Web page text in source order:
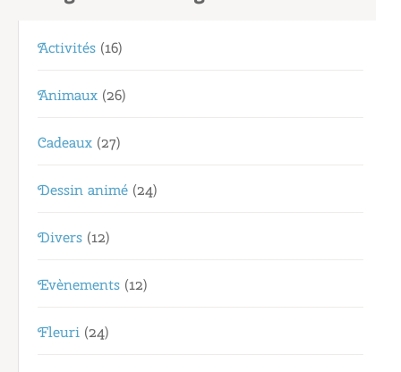
Activités (16)
Animaux (26)
Cadeaux (27)
Dessin animé (24)
Divers (12)
Evènements (12)
Fleuri (24)